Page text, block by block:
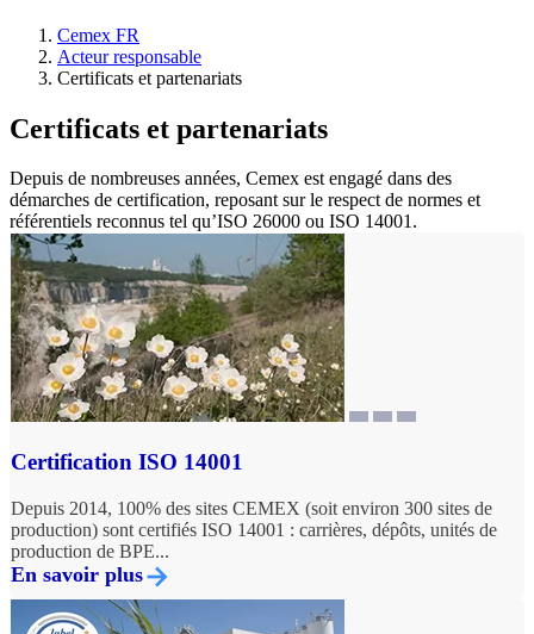
Cemex FR
Acteur responsable
Certificats et partenariats
Certificats et partenariats
Depuis de nombreuses années, Cemex est engagé dans des
démarches de certification, reposant sur le respect de normes et
référentiels reconnus tel qu’ISO 26000 ou ISO 14001.
Certification ISO 14001
Depuis 2014, 100% des sites CEMEX (soit environ 300 sites de
production) sont certifiés ISO 14001 : carrières, dépôts, unités de
production de BPE...
En savoir plus